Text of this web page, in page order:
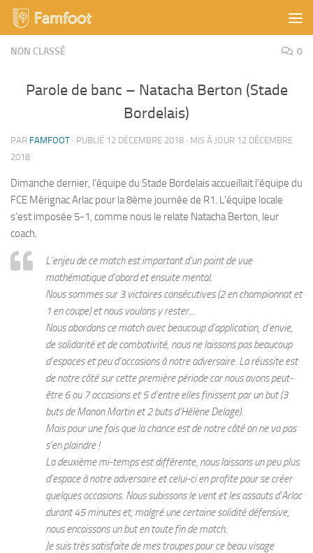
Skip to content
NON CLASSÉ 0
Parole de banc – Natacha Berton (Stade
Bordelais)
PAR FAMFOOT · PUBLIÉ 12 DÉCEMBRE 2018 · MIS À JOUR 12 DÉCEMBRE
2018
Dimanche dernier, l’équipe du Stade Bordelais accueillait l’équipe du
FCE Mérignac Arlac pour la 8ème journée de R1. L’équipe locale
s’est imposée 5-1, comme nous le relate Natacha Berton, leur
coach.
L’enjeu de ce match est important d’un point de vue
mathématique d’abord et ensuite mental.
Nous sommes sur 3 victoires consécutives (2 en championnat et
1 en coupe) et nous voulons y rester…
Nous abordons ce match avec beaucoup d’application, d’envie,
de solidarité et de combativité, nous ne laissons pas beaucoup
d’espaces et peu d’occasions à notre adversaire. La réussite est
de notre côté sur cette première période car nous avons peut-
être 6 ou 7 occasions et 5 d’entre elles finissent par un but (3
buts de Manon Martin et 2 buts d’Hélène Delage).
Mais pour une fois que la chance est de notre côté on ne va pas
s’en plaindre !
La deuxième mi-temps est différente, nous laissons un peu plus
d’espace à notre adversaire et celui-ci en profite pour se créer
quelques occasions. Nous subissons le vent et les assauts d’Arlac
durant 45 minutes et, malgré une certaine solidité défensive,
nous encaissons un but en toute fin de match.
Je suis très satisfaite de mes troupes pour ce beau visage